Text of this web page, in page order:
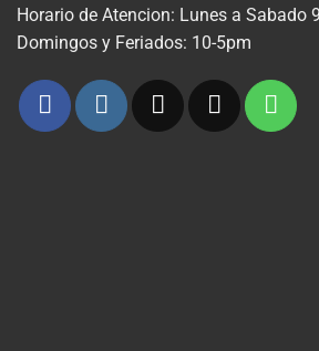
Horario de Atencion: Lunes a Sabado
Domingos y Feriados: 10-5pm